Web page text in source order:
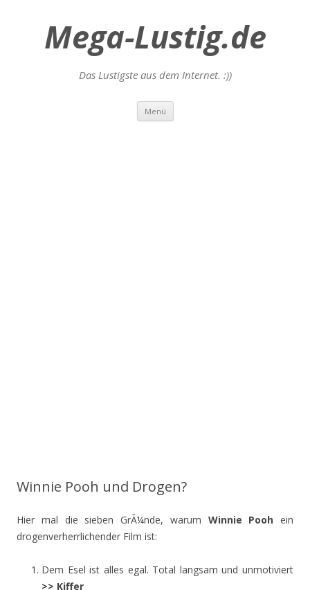
Mega-Lustig.de
Das Lustigste aus dem Internet. :))
Menü Zum
springen
Winnie Pooh und Drogen?
Hier mal die sieben GrÃ¼nde, warum Winnie Pooh ein
drogenverherrlichender Film ist:
Dem Esel ist alles egal. Total langsam und unmotiviert
>> Kiffer